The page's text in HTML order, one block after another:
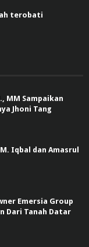
terobati
MM Sampaikan
Jhoni Tang
Iqbal dan Amasrul
Emersia Group
Dari Tanah Datar